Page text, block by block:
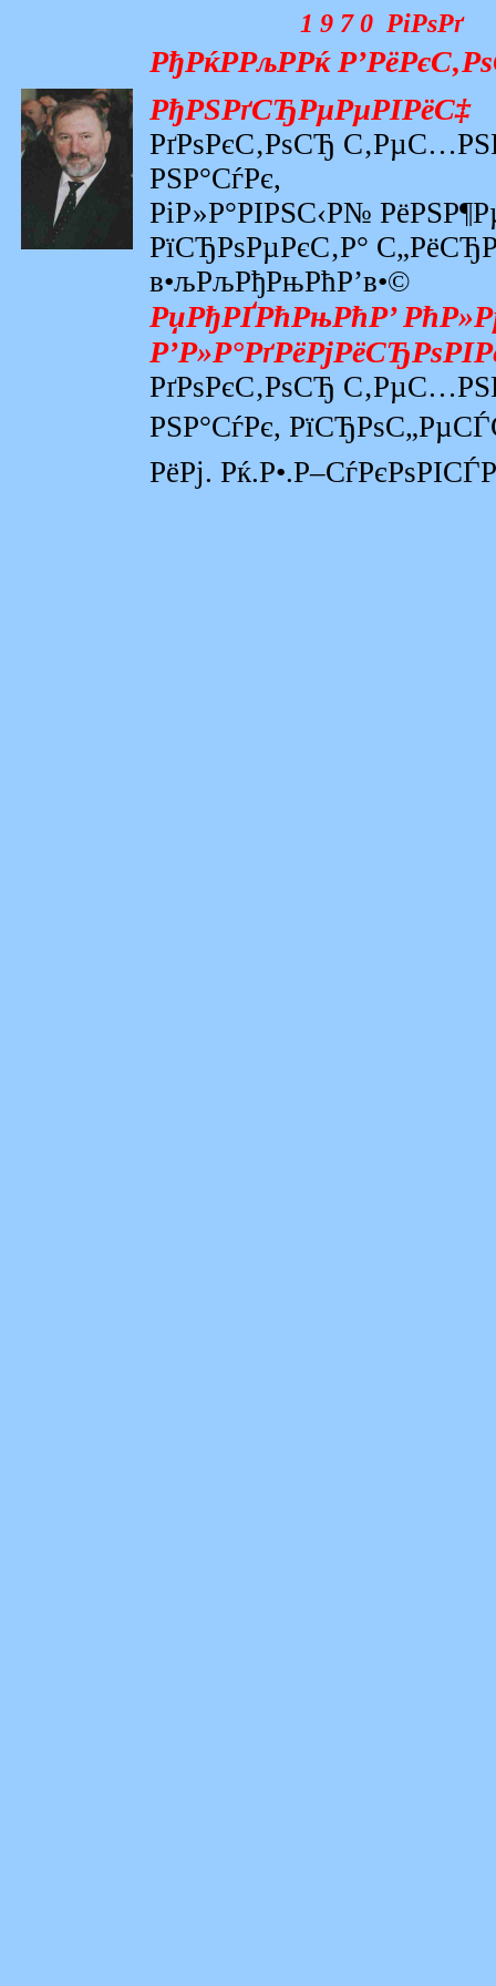
1 9 7 0 РіРѕРґ
РђРќРРљРРќ
РђРЅРґСЂРµРµРІРёС‡
РґРѕРєС‚РѕСЂ
РЅР°СѓРє,
РіР»Р°РІРЅС‹Р№
РїСЂРѕРµРєС‚Р°
в•љРљРђРњРћР’в•©
РџРђРҐРћРњРћР’
РґРѕРєС‚РѕСЂ
РЅР°СѓРє,
РёРј.